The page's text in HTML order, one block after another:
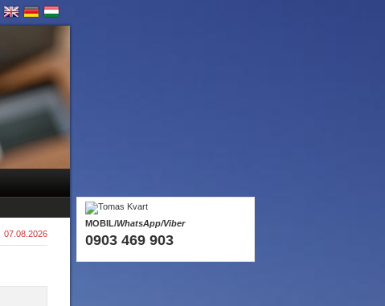
07.08.2026
MOBIL/WhatsApp/Viber
0903 469 903